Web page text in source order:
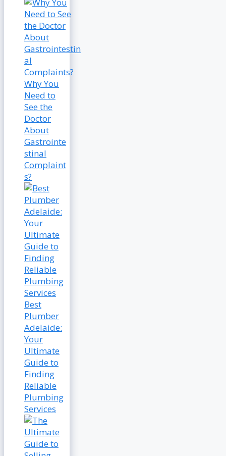
Why You
Need to
See the
Doctor
About
Gastrointe
stinal
Complaint
s?
Best
Plumber
Adelaide:
Your
Ultimate
Guide to
Finding
Reliable
Plumbing
Services